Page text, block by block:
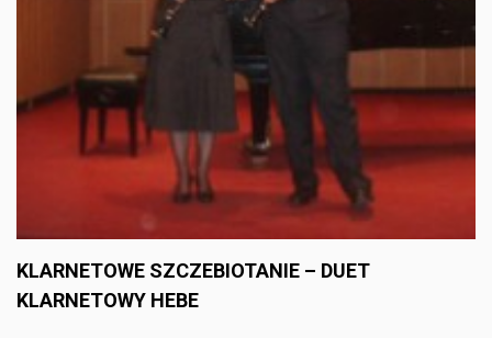
KLARNETOWE SZCZEBIOTANIE – DUET
KLARNETOWY HEBE